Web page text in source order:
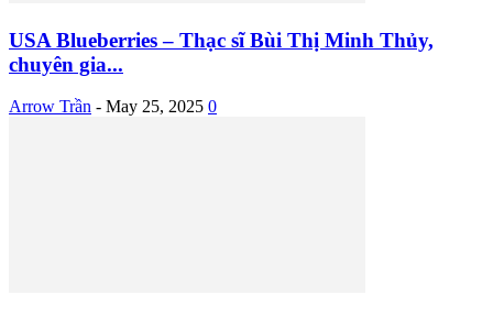
USA Blueberries – Thạc sĩ Bùi Thị Minh Thủy,
chuyên gia...
Arrow Trần - May 25, 2025 0